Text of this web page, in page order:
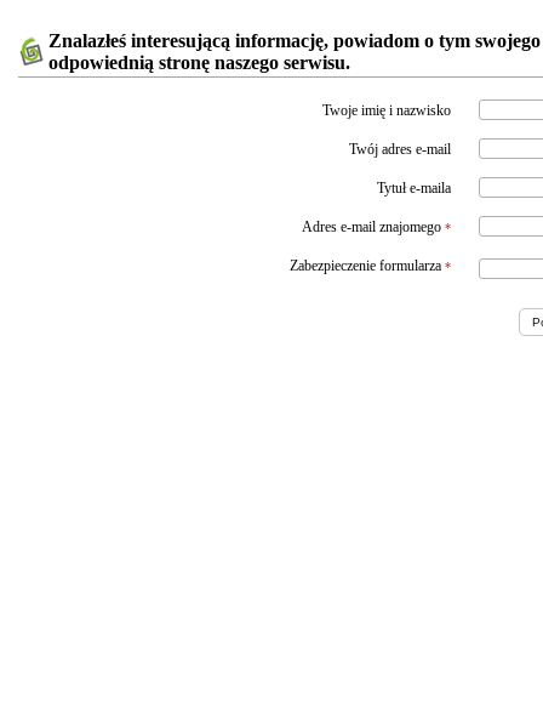
Znalazłeś interesującą informację, powiadom o tym
odpowiednią stronę naszego serwisu.
Twoje imię i nazwisko
Twój adres e-mail
Tytuł e-maila
Adres e-mail znajomego *
Zabezpieczenie formularza *